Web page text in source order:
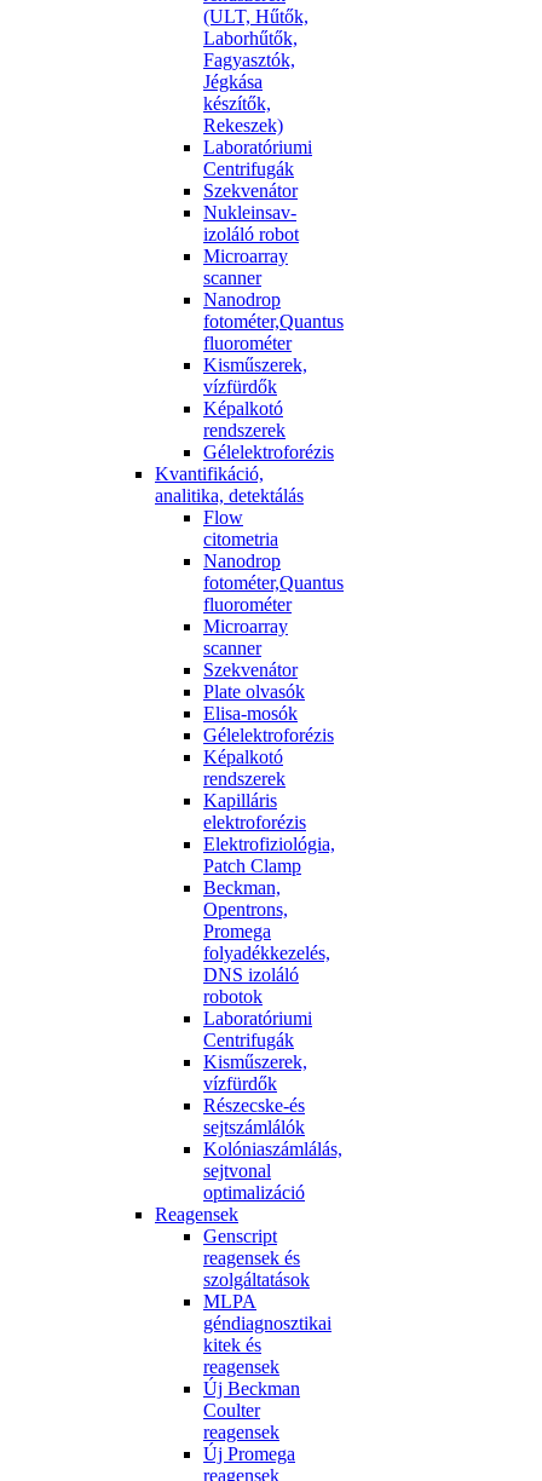
(ULT, Hűtők,
Laborhűtők,
Fagyasztók,
Jégkása
készítők,
Rekeszek)
Laboratóriumi
Centrifugák
Szekvenátor
Nukleinsav-
izoláló robot
Microarray
scanner
Nanodrop
fotométer,Quantus
fluorométer
Kisműszerek,
vízfürdők
Képalkotó
rendszerek
Gélelektroforézis
Kvantifikáció,
analitika, detektálás
Flow
citometria
Nanodrop
fotométer,Quantus
fluorométer
Microarray
scanner
Szekvenátor
Plate olvasók
Elisa-mosók
Gélelektroforézis
Képalkotó
rendszerek
Kapilláris
elektroforézis
Elektrofiziológia,
Patch Clamp
Beckman,
Opentrons,
Promega
folyadékkezelés,
DNS izoláló
robotok
Laboratóriumi
Centrifugák
Kisműszerek,
vízfürdők
Részecske-és
sejtszámlálók
Kolóniaszámlálás,
sejtvonal
optimalizáció
Reagensek
Genscript
reagensek és
szolgáltatások
MLPA
géndiagnosztikai
kitek és
reagensek
Új Beckman
Coulter
reagensek
Új Promega
reagensek